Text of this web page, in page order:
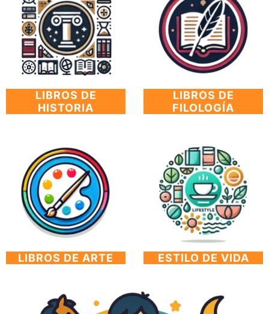
LIBROS DE
HISTORIA
LIBROS DE
FILOLOGÍA
LIBROS DE ARTE ESTILO DE VIDA